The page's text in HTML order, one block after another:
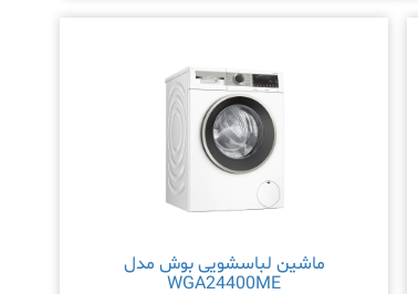
ماشین لباسشویی بوش مدل
WGA24400ME